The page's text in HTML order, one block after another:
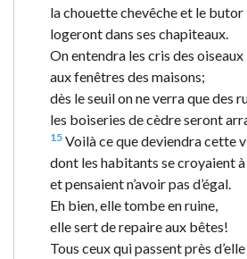
la chouette chevêche et le butor
logeront dans ses chapiteaux.
On entendra les cris des oiseaux
aux fenêtres des maisons;
dès le seuil on ne verra que des
les boiseries de cèdre seront
15 Voilà ce que deviendra cette
dont les habitants se croyaient à
et pensaient n’avoir pas d’égal.
Eh bien, elle tombe en ruine,
elle sert de repaire aux bêtes!
Tous ceux qui passent près d’elle